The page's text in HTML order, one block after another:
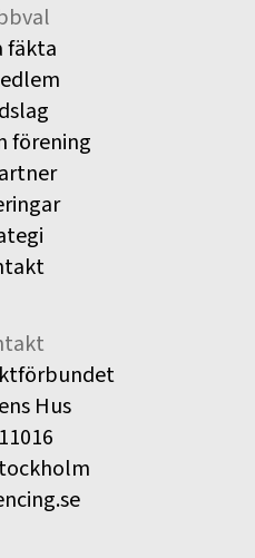
fäkta
förening
Hus